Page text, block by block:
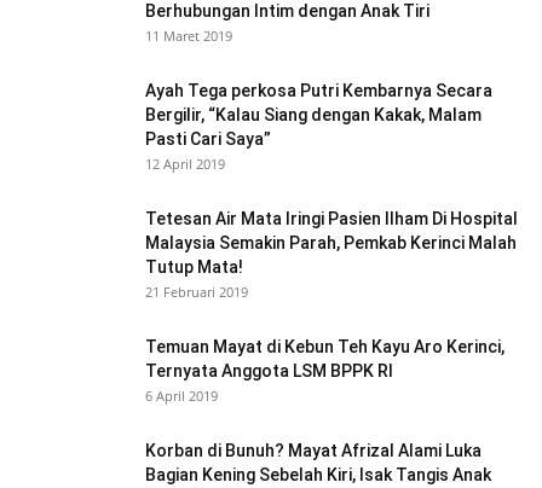
Berhubungan Intim dengan Anak Tiri
11 Maret 2019
Ayah Tega perkosa Putri Kembarnya Secara
Bergilir, “Kalau Siang dengan Kakak, Malam
Pasti Cari Saya”
12 April 2019
Tetesan Air Mata Iringi Pasien Ilham Di Hospital
Malaysia Semakin Parah, Pemkab Kerinci Malah
Tutup Mata!
21 Februari 2019
Temuan Mayat di Kebun Teh Kayu Aro Kerinci,
Ternyata Anggota LSM BPPK RI
6 April 2019
Korban di Bunuh? Mayat Afrizal Alami Luka
Bagian Kening Sebelah Kiri, Isak Tangis Anak